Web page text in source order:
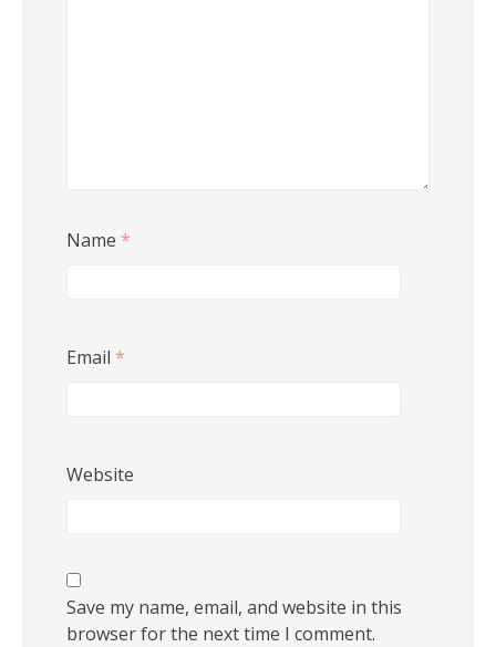
Name *
Email *
Website
Save my name, email, and website in this
browser for the next time I comment.